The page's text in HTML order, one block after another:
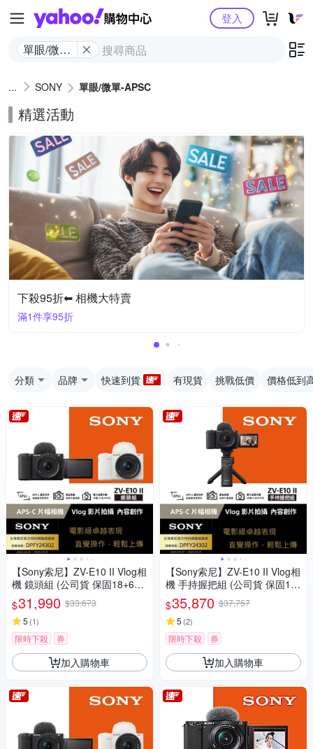
Yahoo購物中心
單眼/微單-
登入
SONY 單眼/微單-APSC
精選活動
下殺95折⬅︎ 相機大特賣
滿1件享95折
分類 品牌 快速到貨 有現貨 挑戰低價 價格低到
【Sony索尼】ZV-E10 II Vlog相
機 鏡頭組 (公司貨 保固18+6個
月)
$31,990 $33,673
5 (1)
限時下殺 券
加入購物車
【Sony索尼】ZV-E10 II Vlog相
機 手持握把組 (公司貨 保固18
+6個月)
$35,870 $37,757
5 (2)
限時下殺 券
加入購物車